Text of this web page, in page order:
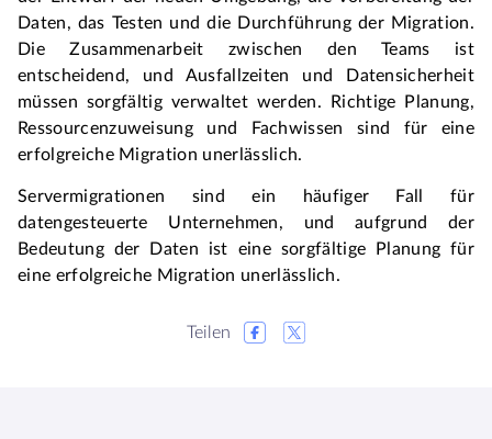
Daten, das Testen und die Durchführung der Migration.
Die Zusammenarbeit zwischen den Teams ist
entscheidend, und Ausfallzeiten und Datensicherheit
müssen sorgfältig verwaltet werden. Richtige Planung,
Ressourcenzuweisung und Fachwissen sind für eine
erfolgreiche Migration unerlässlich.
Servermigrationen sind ein häufiger Fall für
datengesteuerte Unternehmen, und aufgrund der
Bedeutung der Daten ist eine sorgfältige Planung für
eine erfolgreiche Migration unerlässlich.
Teilen